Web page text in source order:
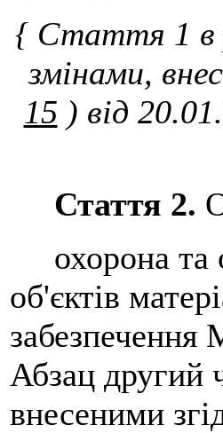
{ Стаття 1 в
змінами,
15 ) від
Стаття 2.
охорона та
об'єктів
забезпечення
Абзац другий
внесеними